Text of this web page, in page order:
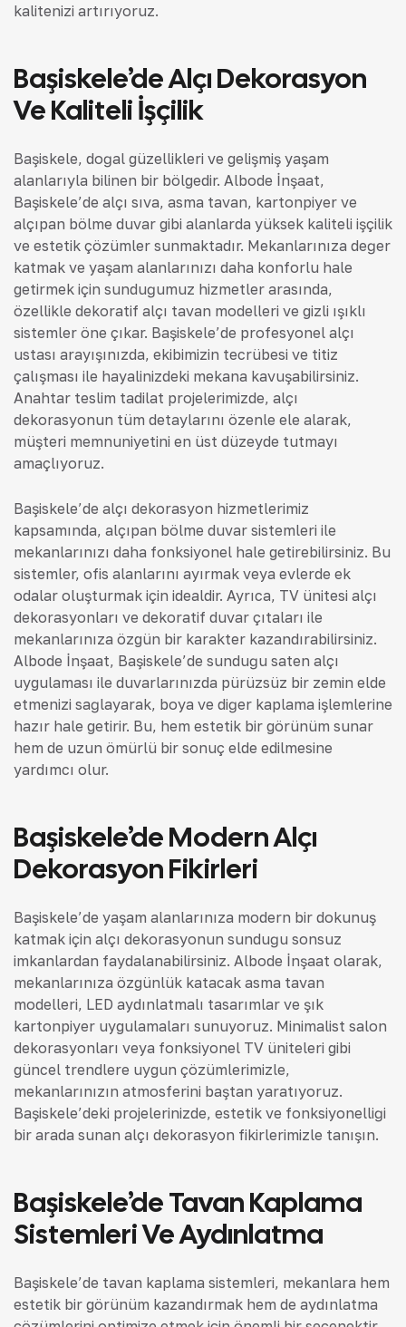
kalitenizi artırıyoruz.
Başiskele’de Alçı Dekorasyon
Ve Kaliteli İşçilik
Başiskele, doğal güzellikleri ve gelişmiş yaşam
alanlarıyla bilinen bir bölgedir. Albode İnşaat,
Başiskele’de alçı sıva, asma tavan, kartonpiyer ve
alçıpan bölme duvar gibi alanlarda yüksek kaliteli işçilik
ve estetik çözümler sunmaktadır. Mekanlarınıza değer
katmak ve yaşam alanlarınızı daha konforlu hale
getirmek için sunduğumuz hizmetler arasında,
özellikle dekoratif alçı tavan modelleri ve gizli ışıklı
sistemler öne çıkar. Başiskele’de profesyonel alçı
ustası arayışınızda, ekibimizin tecrübesi ve titiz
çalışması ile hayalinizdeki mekana kavuşabilirsiniz.
Anahtar teslim tadilat projelerimizde, alçı
dekorasyonun tüm detaylarını özenle ele alarak,
müşteri memnuniyetini en üst düzeyde tutmayı
amaçlıyoruz.
Başiskele’de alçı dekorasyon hizmetlerimiz
kapsamında, alçıpan bölme duvar sistemleri ile
mekanlarınızı daha fonksiyonel hale getirebilirsiniz. Bu
sistemler, ofis alanlarını ayırmak veya evlerde ek
odalar oluşturmak için idealdir. Ayrıca, TV ünitesi alçı
dekorasyonları ve dekoratif duvar çıtaları ile
mekanlarınıza özgün bir karakter kazandırabilirsiniz.
Albode İnşaat, Başiskele’de sunduğu saten alçı
uygulaması ile duvarlarınızda pürüzsüz bir zemin elde
etmenizi sağlayarak, boya ve diğer kaplama işlemlerine
hazır hale getirir. Bu, hem estetik bir görünüm sunar
hem de uzun ömürlü bir sonuç elde edilmesine
yardımcı olur.
Başiskele’de Modern Alçı
Dekorasyon Fikirleri
Başiskele’de yaşam alanlarınıza modern bir dokunuş
katmak için alçı dekorasyonun sunduğu sonsuz
imkanlardan faydalanabilirsiniz. Albode İnşaat olarak,
mekanlarınıza özgünlük katacak asma tavan
modelleri, LED aydınlatmalı tasarımlar ve şık
kartonpiyer uygulamaları sunuyoruz. Minimalist salon
dekorasyonları veya fonksiyonel TV üniteleri gibi
güncel trendlere uygun çözümlerimizle,
mekanlarınızın atmosferini baştan yaratıyoruz.
Başiskele’deki projelerinizde, estetik ve fonksiyonelliği
bir arada sunan alçı dekorasyon fikirlerimizle tanışın.
Başiskele’de Tavan Kaplama
Sistemleri Ve Aydınlatma
Başiskele’de tavan kaplama sistemleri, mekanlara hem
estetik bir görünüm kazandırmak hem de aydınlatma